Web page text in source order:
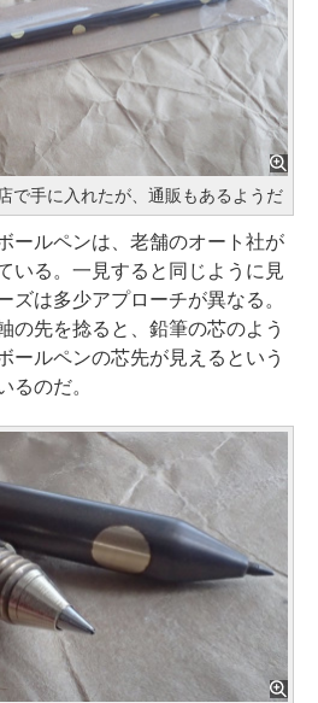
で手に入れたが、通販もあるようだ
ールペンは、老舗のオート社が
いる。一見すると同じように見
ズは多少アプローチが異なる。
の先を捻ると、鉛筆の芯のよう
ールペンの芯先が見えるという
るのだ。